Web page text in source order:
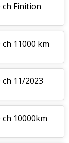
ch Finition
ch 11000 km
ch 11/2023
ch 10000km